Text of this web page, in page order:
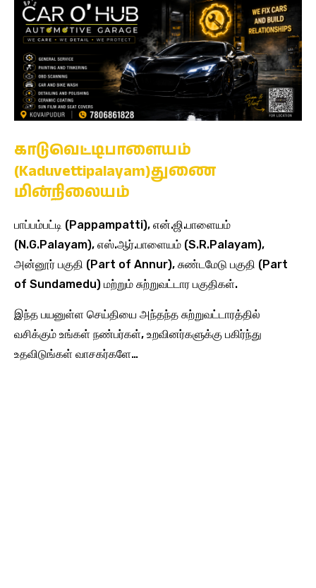
காடுவெட்டிபாளையம்
(Kaduvettipalayam)துணை
மின்நிலையம்
பாப்பம்பட்டி (Pappampatti), என்.ஜி.பாளையம்
(N.G.Palayam), எஸ்.ஆர்.பாளையம் (S.R.Palayam),
அன்னூர் பகுதி (Part of Annur), சுண்டமேடு பகுதி (Part
of Sundamedu) மற்றும் சுற்றுவட்டார பகுதிகள்.
இந்த பயனுள்ள செய்தியை அந்தந்த சுற்றுவட்டாரத்தில்
வசிக்கும் உங்கள் நண்பர்கள், உறவினர்களுக்கு பகிர்ந்து
உதவிடுங்கள் வாசகர்களே…